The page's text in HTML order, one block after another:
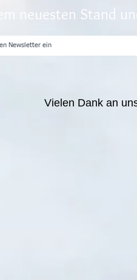
neuesten Stand
Vielen Dank an